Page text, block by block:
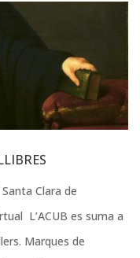
Clara de
L’ACUB es suma a
Marques de